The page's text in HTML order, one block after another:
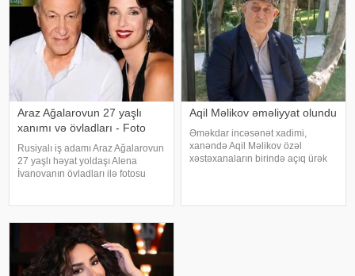
Araz Ağalarovun 27 yaşlı
xanımı və övladları - Foto
Rusiyalı iş adamı Araz Ağalarovun
27 yaşlı həyat yoldaşı Alena
İvanovanın övladları ilə fotosu
alıb. Qeyd edək ki, Araz Ağalarovu
Aqil Məlikov əməliyyat olundu
Əməkdar incəsənət xadimi,
xanəndə Aqil Məlikov özəl
xəstəxanaların birində açıq ürək
verib. Onun sözlərinə görə, atasını